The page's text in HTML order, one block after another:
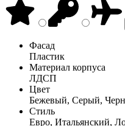
Фасад
Пластик
Материал корпуса
ЛДСП
Цвет
Бежевый, Серый,
Стиль
Евро, Итальянский,